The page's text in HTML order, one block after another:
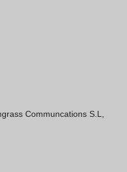
Communcations S.L,